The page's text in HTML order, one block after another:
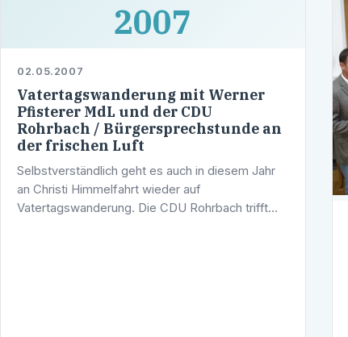
2007
02.05.2007
Vatertagswanderung mit Werner
Pfisterer MdL und der CDU
Rohrbach / Bürgersprechstunde an
der frischen Luft
Selbstverständlich geht es auch in diesem Jahr
an Christi Himmelfahrt wieder auf
Vatertagswanderung. Die CDU Rohrbach trifft